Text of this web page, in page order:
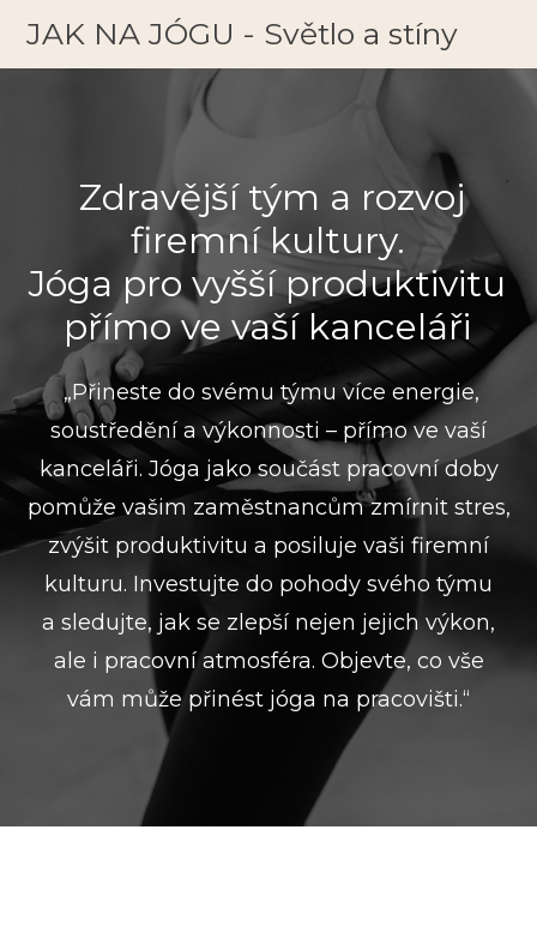
JAK NA JÓGU - Světlo a stíny
Zdravější tým a rozvoj
firemní kultury.
Jóga pro vyšší produktivitu
přímo ve vaší kanceláři
„Přineste do svému týmu více energie,
soustředění a výkonnosti – přímo ve vaší
kanceláři. Jóga jako součást pracovní doby
pomůže vašim zaměstnancům zmírnit stres,
zvýšit produktivitu a posiluje vaši firemní
kulturu. Investujte do pohody svého týmu
a sledujte, jak se zlepší nejen jejich výkon,
ale i pracovní atmosféra. Objevte, co vše
vám může přinést jóga na pracovišti.“